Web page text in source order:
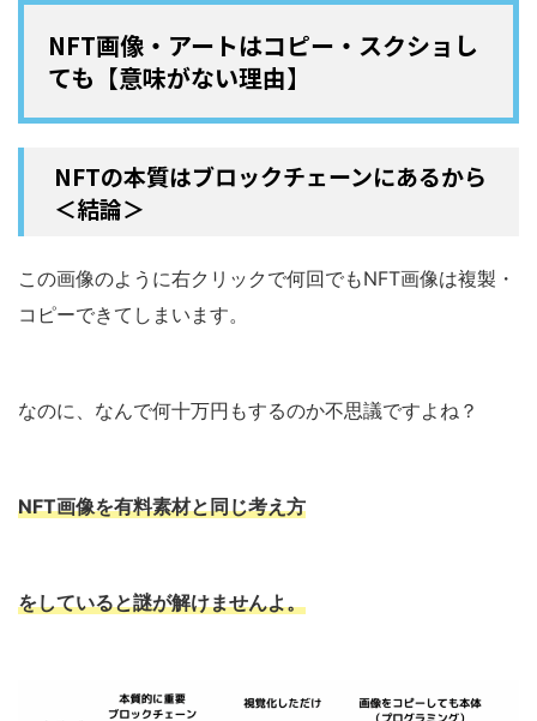
NFT画像・アートはコピー・スクショし
ても【意味がない理由】
NFTの本質はブロックチェーンにあるから
＜結論＞
この画像のように右クリックで何回でもNFT画像は複製・
コピーできてしまいます。
なのに、なんで何十万円もするのか不思議ですよね？
NFT画像を有料素材と同じ考え方
をしていると謎が解けませんよ。